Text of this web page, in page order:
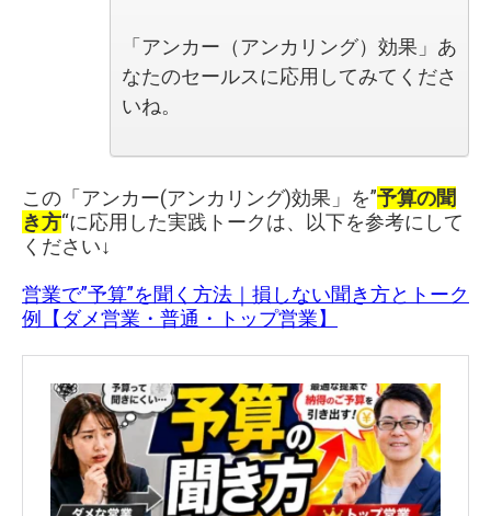
「アンカー（アンカリング）効果」あ
なたのセールスに応用してみてくださ
いね。
この「アンカー(アンカリング)効果」を”予算の聞
き方“に応用した実践トークは、以下を参考にして
ください↓
営業で”予算”を聞く方法｜損しない聞き方とトーク
例【ダメ営業・普通・トップ営業】